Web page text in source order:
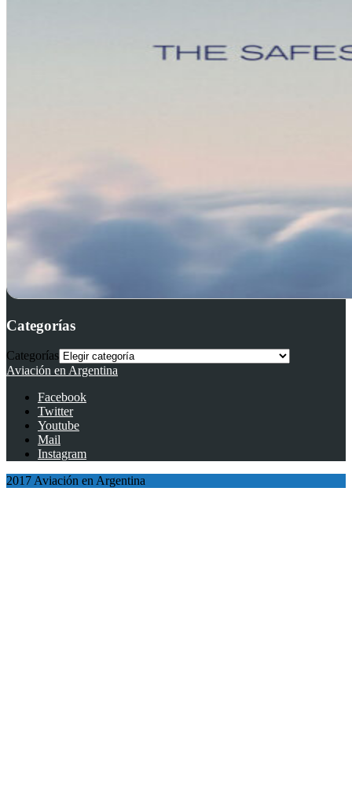
Categorías
Categorías
Aviación en Argentina
Facebook
Twitter
Youtube
Mail
Instagram
2017 Aviación en Argentina